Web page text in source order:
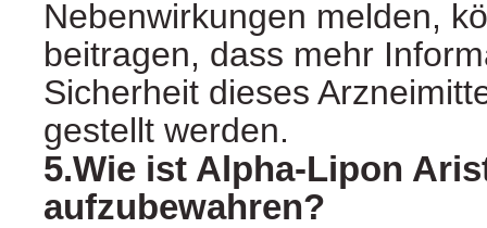
Nebenwirkungen melden,
beitragen, dass mehr
Sicherheit dieses
gestellt werden.
5.Wie ist Alpha-Lipon
aufzubewahren?